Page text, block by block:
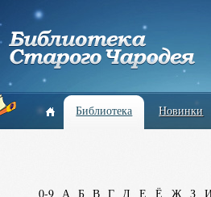
Библиотека Новинки
0-9 А Б В Г Д Е Ё Ж З